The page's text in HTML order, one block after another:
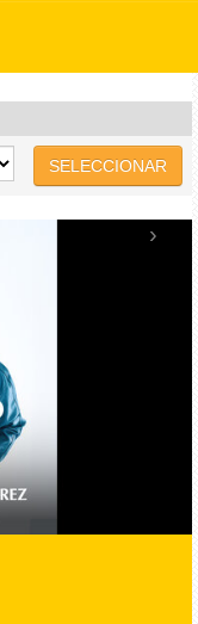
SELECCIONAR
›